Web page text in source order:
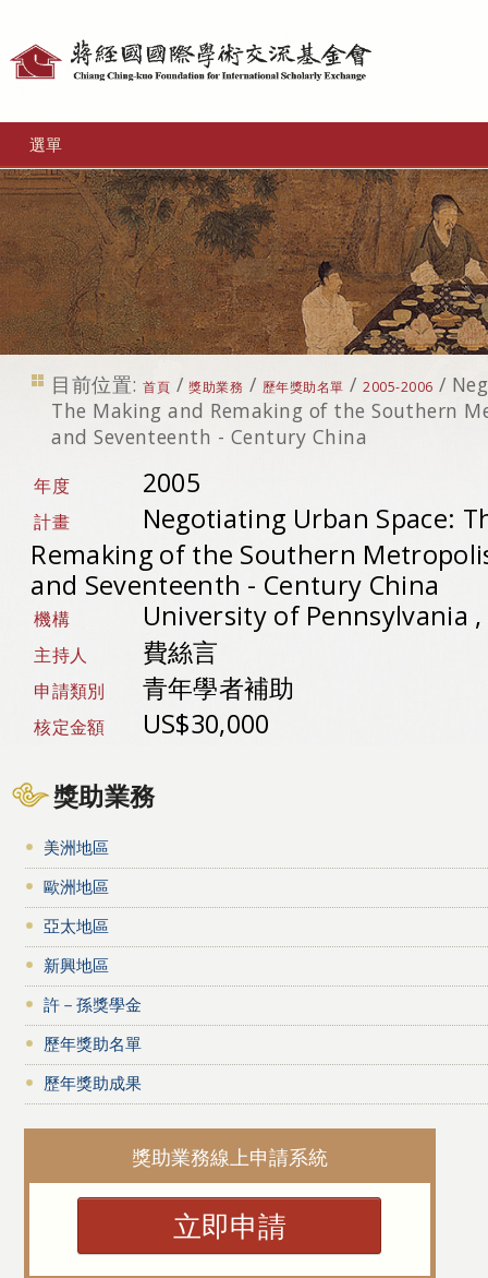
選單
目前位置: 首頁 /獎助業務 / 歷年獎助名單 /2005-2006 /
The Making and Remaking of the Southern
and Seventeenth - Century China
年度 2005
計畫
Negotiating Urban Space:
Remaking of the Southern
and Seventeenth - Century China
機構 University of Pennsylvania ,
主持人 費絲言
申請類別 青年學者補助
核定金額 US$30,000
獎助業務
美洲地區
歐洲地區
亞太地區
新興地區
許－孫獎學金
歷年獎助名單
歷年獎助成果
獎助業務線上申請系統
立即申請